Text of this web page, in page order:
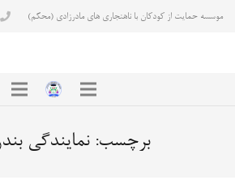
موسسه حمایت از کودکان با ناهنجاری های مادرزادی (محکم)
برچسب:نمایندگی